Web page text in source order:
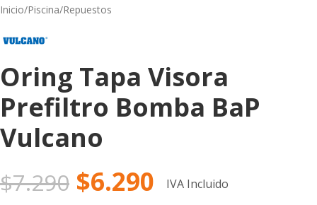
Inicio/Piscina/Repuestos
Oring Tapa Visora
Prefiltro Bomba BaP
Vulcano
$7.290 $6.290 IVA Incluido